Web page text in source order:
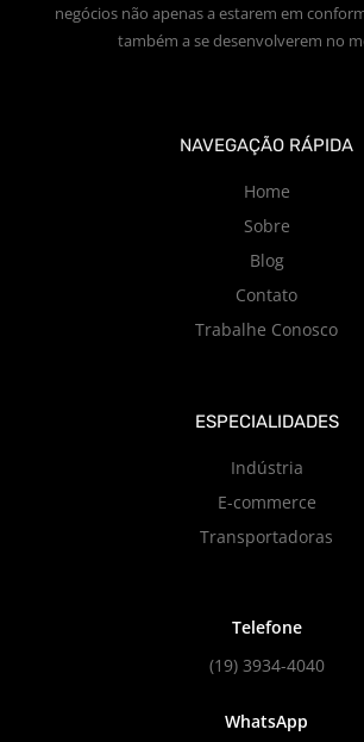
negócios não apenas a estarem em
também a se desenvolverem no
NAVEGAÇÃO RÁPIDA
Home
Sobre
Blog
Contato
Trabalhe Conosco
ESPECIALIDADES
Indústria
E-commerce
Transportadoras
Telefone
(19) 3934-4040
WhatsApp